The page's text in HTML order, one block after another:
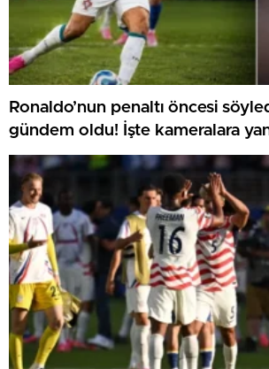
Ronaldo’nun penaltı öncesi
gündem oldu! İşte kameralara
görüntü…